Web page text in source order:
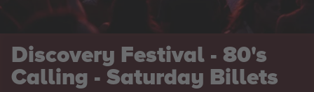
Discovery Festival - 80's
Calling - Saturday Billets